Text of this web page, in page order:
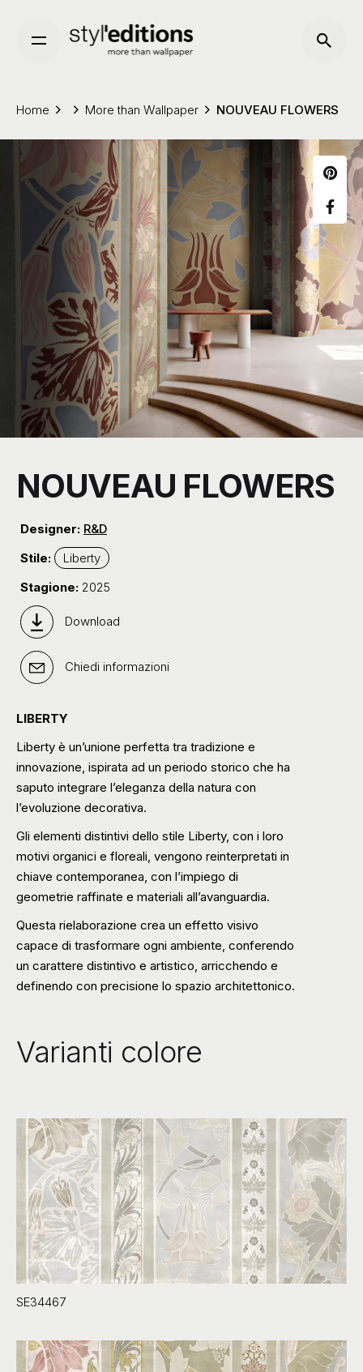
content
Home More than Wallpaper NOUVEAU FLOWERS
NOUVEAU FLOWERS
Designer: R&D
Stile:
Liberty
Stagione: 2025
Download
Chiedi informazioni
LIBERTY
Liberty è un’unione perfetta tra tradizione e
innovazione, ispirata ad un periodo storico che ha
saputo integrare l’eleganza della natura con
l’evoluzione decorativa.
Gli elementi distintivi dello stile Liberty, con i loro
motivi organici e floreali, vengono reinterpretati in
chiave contemporanea, con l’impiego di
geometrie raffinate e materiali all’avanguardia.
Questa rielaborazione crea un effetto visivo
capace di trasformare ogni ambiente, conferendo
un carattere distintivo e artistico, arricchendo e
definendo con precisione lo spazio architettonico.
Varianti colore
SE34467